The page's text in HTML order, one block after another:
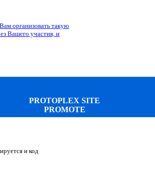
организовать такую
Вашего участия, и
PROTOPLEX SITE
PROMOTE
и код